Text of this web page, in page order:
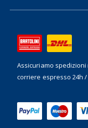
Assicuriamo
corriere espresso 24h /